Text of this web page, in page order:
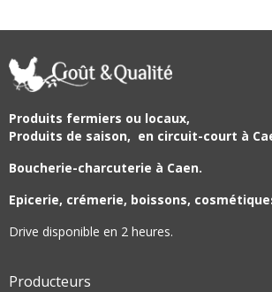
Produits fermiers ou locaux,
Produits de saison, en circuit-court à
Boucherie-charcuterie à Caen.
Epicerie, crémerie, boissons,
Drive disponible en 2 heures.
Producteurs